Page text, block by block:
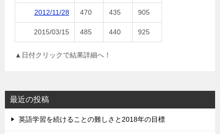
2012/11/28 470 435 905
2015/03/15 485 440 925
▲日付クリックで結果詳細へ！
最近の投稿
英語学習を続けることの難しさと2018年の目標